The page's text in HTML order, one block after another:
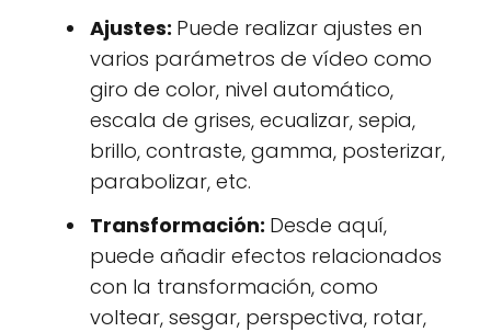
Ajustes: Puede realizar ajustes en
varios parámetros de vídeo como
giro de color, nivel automático,
escala de grises, ecualizar, sepia,
brillo, contraste, gamma, posterizar,
parabolizar, etc.
Transformación: Desde aquí,
puede añadir efectos relacionados
con la transformación, como
voltear, sesgar, perspectiva, rotar,